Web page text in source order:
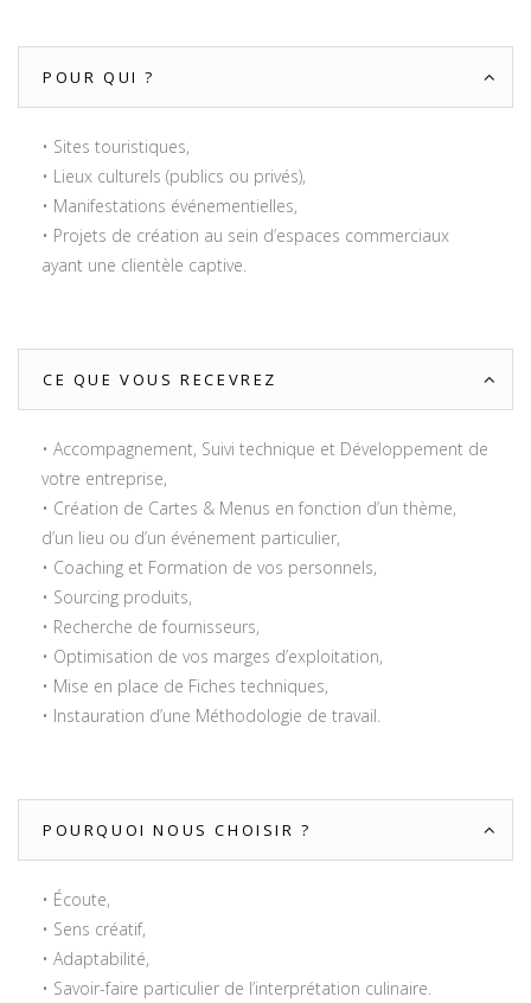
POUR QUI ?
• Sites touristiques,
• Lieux culturels (publics ou privés),
• Manifestations événementielles,
• Projets de création au sein d’espaces commerciaux
ayant une clientèle captive.
CE QUE VOUS RECEVREZ
• Accompagnement, Suivi technique et Développement de
votre entreprise,
• Création de Cartes & Menus en fonction d’un thème,
d’un lieu ou d’un événement particulier,
• Coaching et Formation de vos personnels,
• Sourcing produits,
• Recherche de fournisseurs,
• Optimisation de vos marges d’exploitation,
• Mise en place de Fiches techniques,
• Instauration d’une Méthodologie de travail.
POURQUOI NOUS CHOISIR ?
• Écoute,
• Sens créatif,
• Adaptabilité,
• Savoir-faire particulier de l’interprétation culinaire.